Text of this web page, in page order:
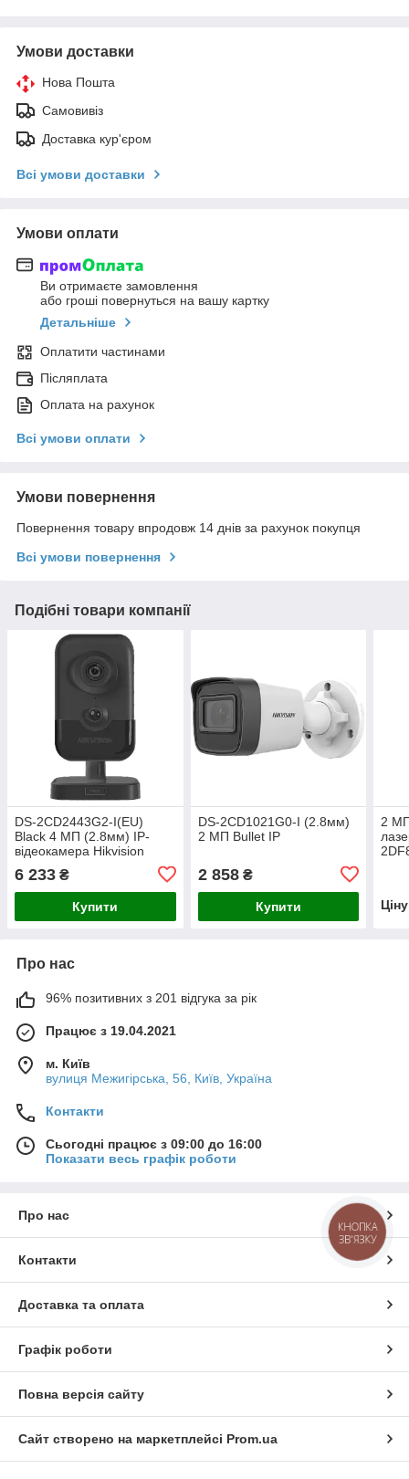
Умови доставки
Нова Пошта
Самовивіз
Доставка кур'єром
Всі умови доставки
Умови оплати
Ви отримаєте замовлення
або гроші повернуться на вашу картку
Детальніше
Оплатити частинами
Післяплата
Оплата на рахунок
Всі умови оплати
Умови повернення
Повернення товару впродовж 14 днів за рахунок покупця
Всі умови повернення
Подібні товари компанії
DS-2CD2443G2-I(EU)
Black 4 МП (2.8мм) IP-
відеокамера Hikvision
6 233 ₴
Купити
DS-2CD1021G0-I (2.8мм)
2 МП Bullet IP
2 858₴
Купити
2
Про нас
96% позитивних з 201 відгука за рік
Працює з 19.04.2021
м. Київ
вулиця Межигірська, 56, Київ, Україна
Контакти
Сьогодні працює з 09:00 до 16:00
Показати весь графік роботи
Про нас
Контакти
Доставка та оплата
Графік роботи
Повна версія сайту
Сайт створено на маркетплейсі Prom.ua
КНОПКА
ЗВ'ЯЗКУ